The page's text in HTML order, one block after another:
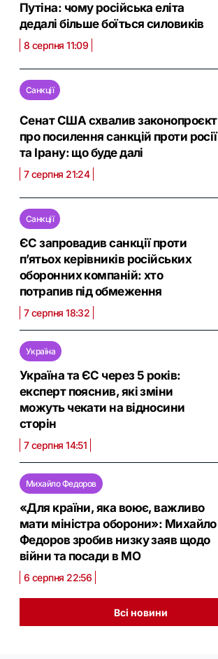
Путіна: чому російська еліта
дедалі більше боїться силовиків
8 серпня 11:09
Санкції
Сенат США схвалив законопроєкт
про посилення санкцій проти росії
та Ірану: що буде далі
7 серпня 21:24
Санкції
ЄС запровадив санкції проти
п’ятьох керівників російських
оборонних компаній: хто
потрапив під обмеження
7 серпня 18:32
Україна
Україна та ЄС через 5 років:
експерт пояснив, які зміни
можуть чекати на відносини
сторін
7 серпня 14:51
Михайло Федоров
«Для країни, яка воює, важливо
мати міністра оборони»: Михайло
Федоров зробив низку заяв щодо
війни та посади в МО
6 серпня 22:56
Всі новини